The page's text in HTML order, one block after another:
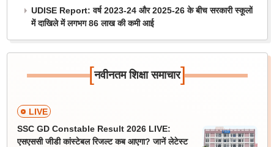
UDISE Report: वर्ष 2023-24 और 2025-26 के बीच सरकारी स्कूलों
में दाखिले में लगभग 86 लाख की कमी आई
[नवीनतम शिक्षा समाचार]
LIVE
SSC GD Constable Result 2026 LIVE:
एसएससी जीडी कांस्टेबल रिजल्ट कब आएगा? जानें लेटेस्ट